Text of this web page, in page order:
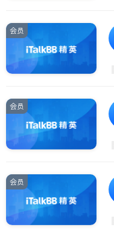
会员
会员
会员